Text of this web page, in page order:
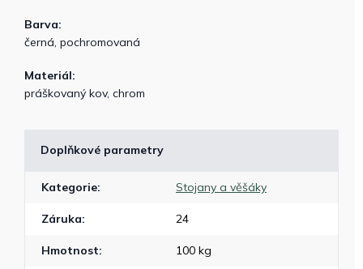
Barva:
černá, pochromovaná
Materiál:
práškovaný kov, chrom
Doplňkové parametry
Kategorie: Stojany a věšáky
Záruka: 24
Hmotnost: 100 kg